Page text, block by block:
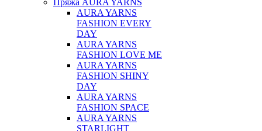
Пряжа AURA YARNS
AURA YARNS
FASHION EVERY
DAY
AURA YARNS
FASHION LOVE ME
AURA YARNS
FASHION SHINY
DAY
AURA YARNS
FASHION SPACE
AURA YARNS
STARLIGHT